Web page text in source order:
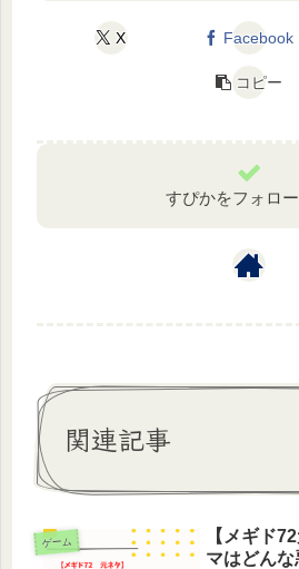
X Facebook
コピー
すぴかをフォロ
関連記事
ゲーム
【メギド
マはどんな